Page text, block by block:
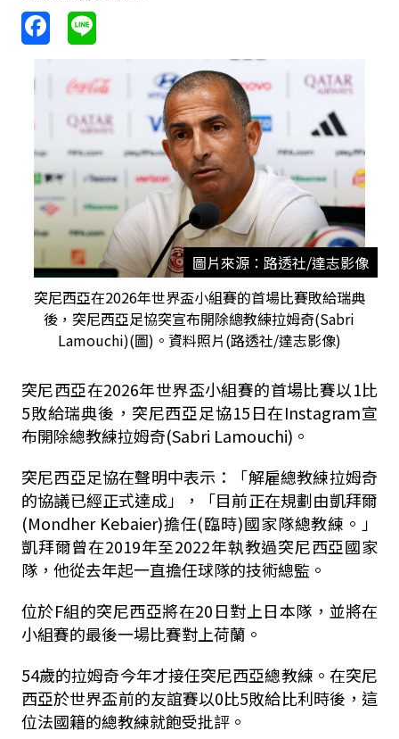
圖片來源：路透社/達志影像
突尼西亞在2026年世界盃小組賽的首場比賽敗給瑞典
後，突尼西亞足協突宣布開除總教練拉姆奇(Sabri
Lamouchi)(圖)。資料照片(路透社/達志影像)
突尼西亞在2026年世界盃小組賽的首場比賽以1比
5敗給瑞典後，突尼西亞足協15日在Instagram宣
布開除總教練拉姆奇(Sabri Lamouchi)。
突尼西亞足協在聲明中表示：「解雇總教練拉姆奇
的協議已經正式達成」，「目前正在規劃由凱拜爾
(Mondher Kebaier)擔任(臨時)國家隊總教練。」
凱拜爾曾在2019年至2022年執教過突尼西亞國家
隊，他從去年起一直擔任球隊的技術總監。
位於F組的突尼西亞將在20日對上日本隊，並將在
小組賽的最後一場比賽對上荷蘭。
54歲的拉姆奇今年才接任突尼西亞總教練。在突尼
西亞於世界盃前的友誼賽以0比5敗給比利時後，這
位法國籍的總教練就飽受批評。